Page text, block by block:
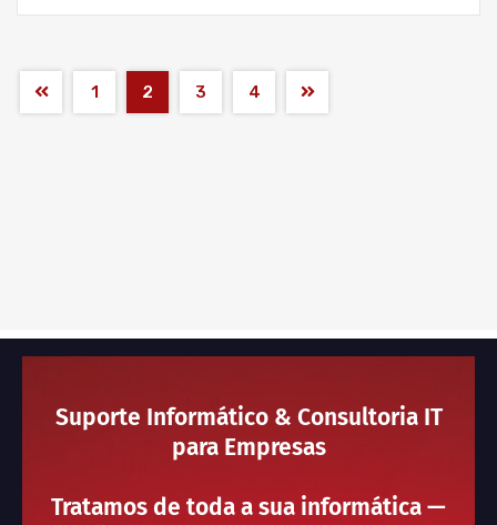
1 2 3 4
Suporte Informático & Consultoria IT
para Empresas
Tratamos de toda a sua informática —